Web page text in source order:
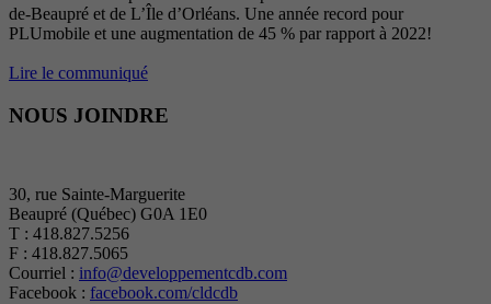
de-Beaupré et de L’Île d’Orléans. Une année record pour
PLUmobile et une augmentation de 45 % par rapport à 2022!
Lire le communiqué
NOUS JOINDRE
30, rue Sainte-Marguerite
Beaupré (Québec) G0A 1E0
T : 418.827.5256
F : 418.827.5065
Courriel : info@developpementcdb.com
Facebook : facebook.com/cldcdb